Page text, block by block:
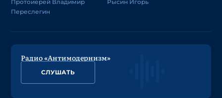
Протоиерей Владимир
Переслегин
Рысин Игорь
Радио «Антимодернизм»
СЛУШАТЬ